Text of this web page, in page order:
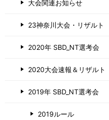
大会関連お知らせ
23神奈川大会・リザルト
2020年 SBD_NT選考会
2020大会速報＆リザルト
2019年 SBD_NT選考会
2019ルール